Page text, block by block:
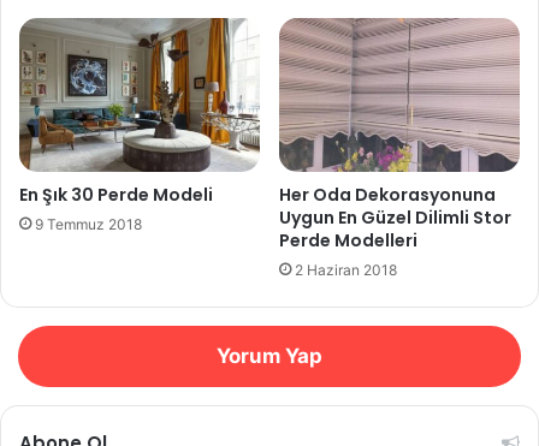
En Şık 30 Perde Modeli
9 Temmuz 2018
Her Oda Dekorasyonuna
Uygun En Güzel Dilimli Stor
Perde Modelleri
2 Haziran 2018
Yorum Yap